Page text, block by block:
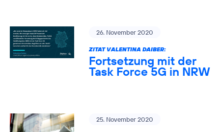
26. November 2020
ZITAT VALENTINA DAIBER:
Fortsetzung mit der
Task Force 5G in NRW
25. November 2020